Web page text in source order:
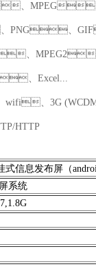
、
、PNG、
、
、Excel...
wifi、3G
HTTP
式信息发布屏（
系统